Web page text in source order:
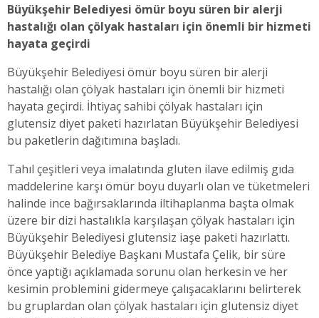
Büyükşehir Belediyesi ömür boyu süren bir alerji
hastalığı olan çölyak hastaları için önemli bir hizmeti
hayata geçirdi
Büyükşehir Belediyesi ömür boyu süren bir alerji
hastalığı olan çölyak hastaları için önemli bir hizmeti
hayata geçirdi. İhtiyaç sahibi çölyak hastaları için
glutensiz diyet paketi hazırlatan Büyükşehir Belediyesi
bu paketlerin dağıtımına başladı.
Tahıl çeşitleri veya imalatında gluten ilave edilmiş gıda
maddelerine karşı ömür boyu duyarlı olan ve tüketmeleri
halinde ince bağırsaklarında iltihaplanma başta olmak
üzere bir dizi hastalıkla karşılaşan çölyak hastaları için
Büyükşehir Belediyesi glutensiz iaşe paketi hazırlattı.
Büyükşehir Belediye Başkanı Mustafa Çelik, bir süre
önce yaptığı açıklamada sorunu olan herkesin ve her
kesimin problemini gidermeye çalışacaklarını belirterek
bu gruplardan olan çölyak hastaları için glutensiz diyet